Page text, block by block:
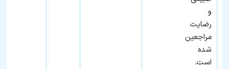
و
رضایت
مراجعین
شده
است.